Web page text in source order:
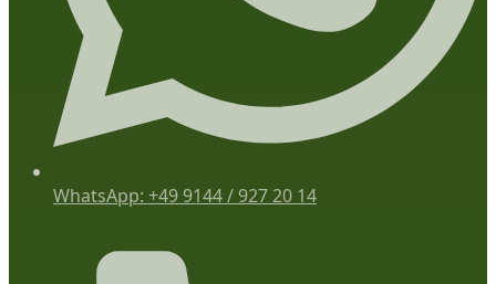
WhatsApp: +49 9144 / 927 20 14